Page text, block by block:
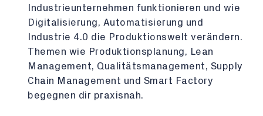
Industrieunternehmen funktionieren und wie
Digitalisierung, Automatisierung und
Industrie 4.0 die Produktionswelt verändern.
Themen wie Produktionsplanung, Lean
Management, Qualitätsmanagement, Supply
Chain Management und Smart Factory
begegnen dir praxisnah.